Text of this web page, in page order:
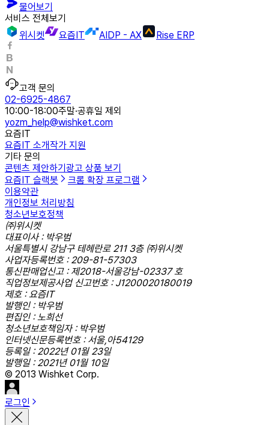
물어보기
서비스 전체보기
위시켓
요즘IT AIDP - AX Rise ERP
고객 문의
02-6925-4867
10:00-18:00주말·공휴일 제외
yozm_help@wishket.com
요즘IT
요즘IT 소개작가 지원
기타 문의
콘텐츠 제안하기광고 상품 보기
요즘IT 슬랙봇
크롬 확장 프로그램
이용약관
개인정보 처리방침
청소년보호정책
㈜위시켓
대표이사 : 박우범
서울특별시 강남구 테헤란로 211 3층 ㈜위시켓
사업자등록번호 : 209-81-57303
통신판매업신고 : 제2018-서울강남-02337 호
직업정보제공사업 신고번호 : J1200020180019
제호 : 요즘IT
발행인 : 박우범
편집인 : 노희선
청소년보호책임자 : 박우범
인터넷신문등록번호 : 서울,아54129
등록일 : 2022년 01월 23일
발행일 : 2021년 01월 10일
© 2013 Wishket Corp.
로그인